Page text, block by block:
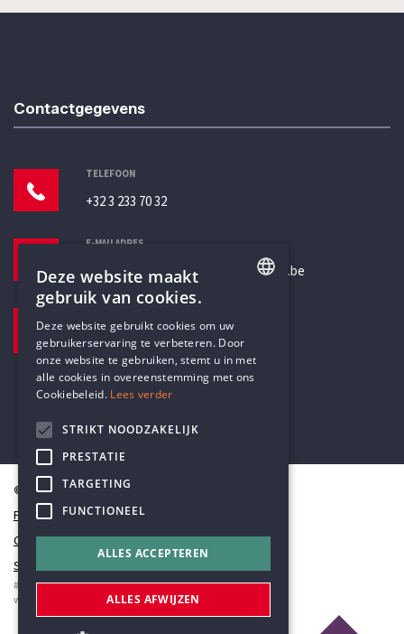
Contactgegevens
TELEFOON
+32 3 233 70 32
E-MAILADRES
secretariaat@humanistischverbond.be
Pottenbrug 4
Antwerpen, 2000
© Humanistisch Verbond 2026
Privacy
Cookiestatement
Sitemap
#codedwithlove byCodelines
webapplicaties
mobiele apps&maatwerk websites
DUTCH
Deze website maakt
gebruik van cookies.
Deze website gebruikt cookies om uw
gebruikerservaring te verbeteren. Door
onze website te gebruiken, stemt u in met
alle cookies in overeenstemming met ons
Cookiebeleid. Lees verder
STRIKT NOODZAKELIJK
PRESTATIE
TARGETING
FUNCTIONEEL
ALLES ACCEPTEREN
ALLES AFWIJZEN